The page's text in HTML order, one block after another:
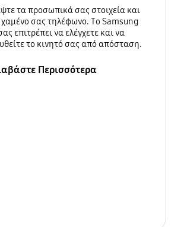
τα προσωπικά σας στοιχεία και
χαμένο σας τηλέφωνο. Το Samsung
επιτρέπει να ελέγχετε και να
το κινητό σας από απόσταση.
Περισσότερα